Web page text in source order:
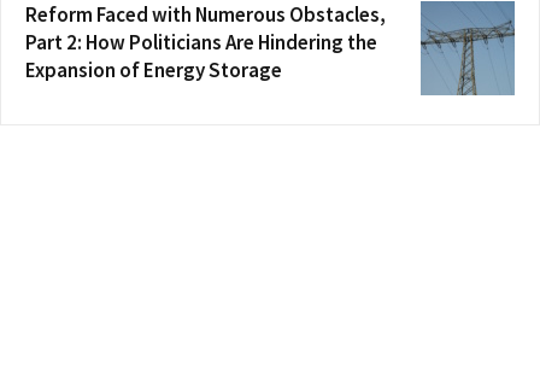
Reform Faced with Numerous Obstacles,
Part 2: How Politicians Are Hindering the
Expansion of Energy Storage